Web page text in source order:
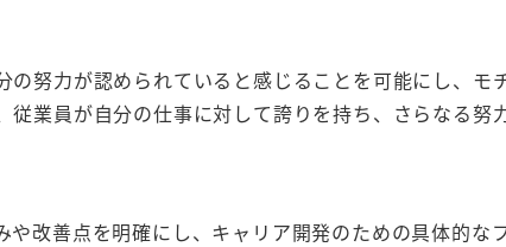
の努力が認められていると感じることを可能にし、モ
従業員が自分の仕事に対して誇りを持ち、さらなる努
や改善点を明確にし、キャリア開発のための具体的な